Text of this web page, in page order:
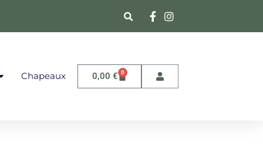
Chapeaux 0,00 € 0